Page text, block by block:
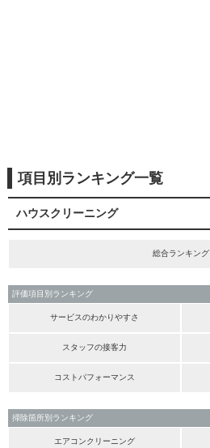
項目別ランキング一覧
ハウスクリーニング
総合ランキング
評価項目別ランキング
サービスのわかりやすさ
スタッフの接客力
コストパフォーマンス
掃除箇所別ランキング
エアコンクリーニング